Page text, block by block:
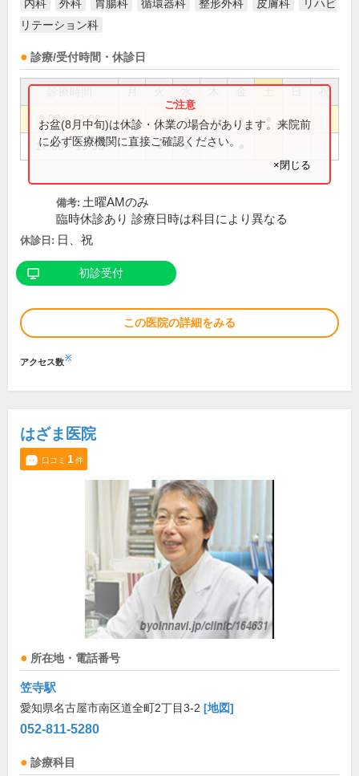
内科 外科 胃腸科 循環器科 整形外科 皮膚科
リハビ
リテーション科
診療/受付時間・休診日
祝
9:00～12:00 ● ● ● ● ●
17:00～19:30 ● ● ● ●
お盆(8月中旬)は休診・休業の場合があります。来院前
に必ず医療機関に直接ご確認ください。
×閉じる
備考: 土曜AMのみ
臨時休診あり 診療日時は科目により異なる
休診日: 日、祝
初診受付
この医院の詳細をみる
アクセス数※
はざま医院
口コミ 1件
所在地・電話番号
笠寺駅
愛知県名古屋市南区道全町2丁目3-2 [地図]
052-811-5280
診療科目